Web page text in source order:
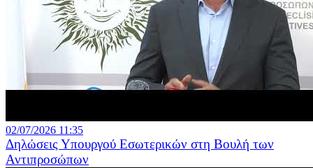
02/07/2026 11:35
Δηλώσεις Υπουργού Εσωτερικών στη Βουλή των
Αντιπροσώπων